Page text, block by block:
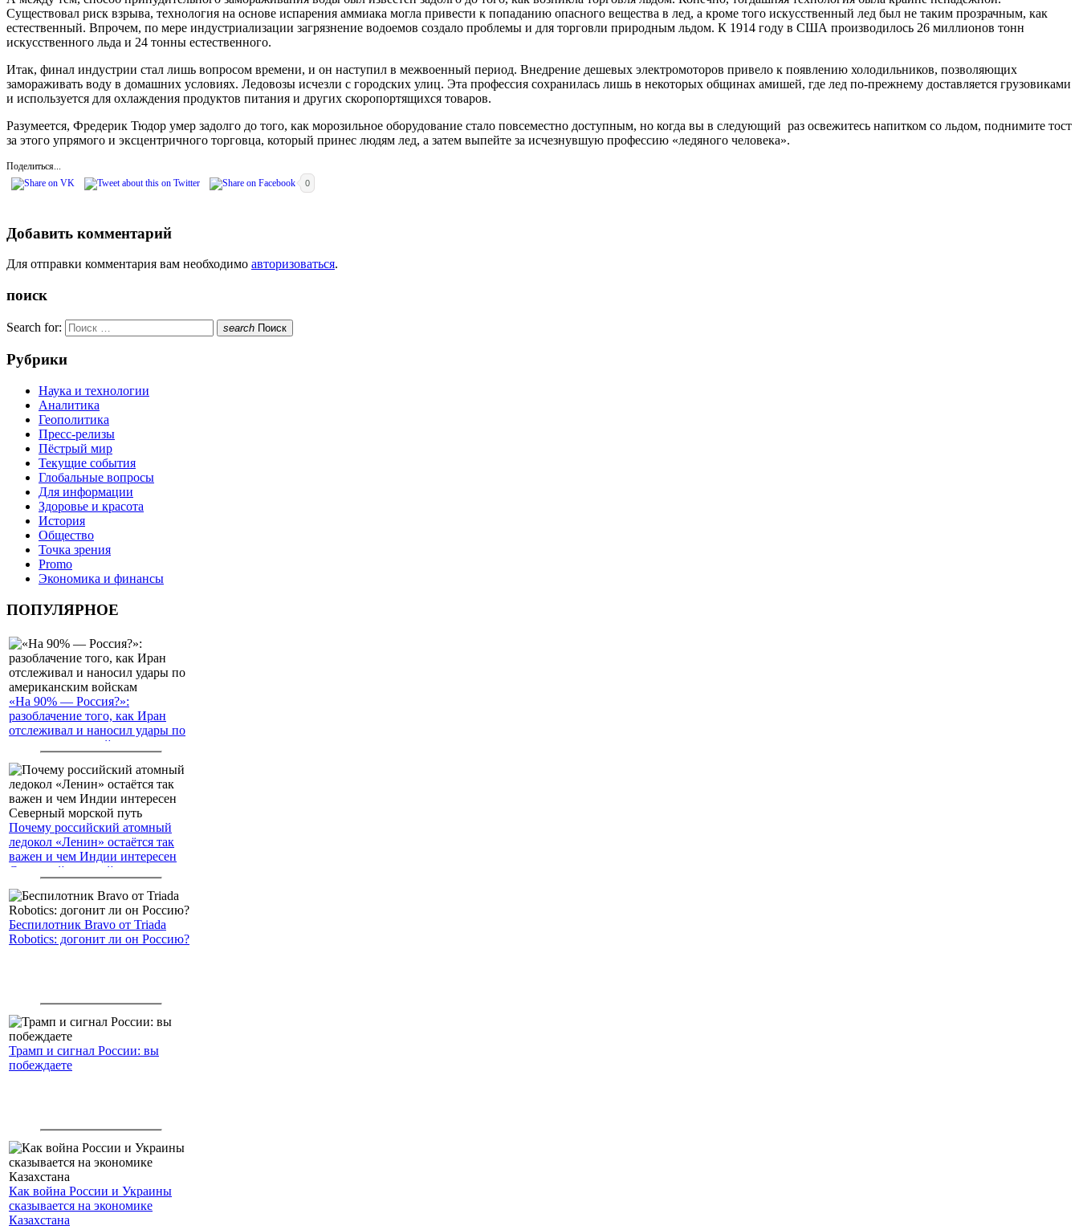
Существовал риск взрыва, технология на основе испарения аммиака могла привести к попаданию опасного вещества в лед, а кроме того искусственный лед был не таким прозрачным, как
естественный. Впрочем, по мере индустриализации загрязнение водоемов создало проблемы и для торговли природным льдом. К 1914 году в США производилось 26 миллионов тонн
искусственного льда и 24 тонны естественного.
Итак, финал индустрии стал лишь вопросом времени, и он наступил в межвоенный период. Внедрение дешевых электромоторов привело к появлению холодильников, позволяющих
замораживать воду в домашних условиях. Ледовозы исчезли с городских улиц. Эта профессия сохранилась лишь в некоторых общинах амишей, где лед по-прежнему доставляется грузовиками
и используется для охлаждения продуктов питания и других скоропортящихся товаров.
Разумеется, Фредерик Тюдор умер задолго до того, как морозильное оборудование стало повсеместно доступным, но когда вы в следующий раз освежитесь напитком со льдом, поднимите тост
за этого упрямого и эксцентричного торговца, который принес людям лед, а затем выпейте за исчезнувшую профессию «ледяного человека».
Поделиться...
0
Добавить комментарий
Для отправки комментария вам необходимо авторизоваться.
поиск
Search for: search Поиск
Рубрики
Наука и технологии
Аналитика
Геополитика
Пресс-релизы
Пёстрый мир
Текущие события
Глобальные вопросы
Для информации
Здоровье и красота
История
Общество
Точка зрения
Promo
Экономика и финансы
ПОПУЛЯРНОЕ
«На 90% — Россия?»:
разоблачение того, как Иран
отслеживал и наносил удары по
американским войскам
Почему российский атомный
ледокол «Ленин» остаётся так
важен и чем Индии интересен
Северный морской путь
Беспилотник Bravo от Triada
Robotics: догонит ли он Россию?
Трамп и сигнал России: вы
побеждаете
Как война России и Украины
сказывается на экономике
Казахстана